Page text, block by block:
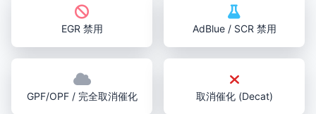
EGR 禁用 AdBlue / SCR 禁用
GPF/OPF / 完全取消催化 取消催化 (Decat)